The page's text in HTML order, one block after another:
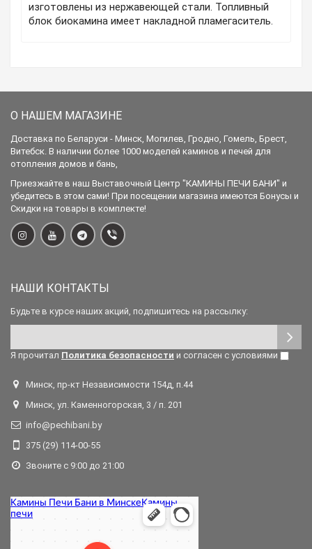
изготовлены из нержавеющей стали. Топливный
блок биокамина имеет накладной пламегаситель.
О НАШЕМ МАГАЗИНЕ
Доставка по Беларуси - Минск, Могилев, Гродно, Гомель, Брест,
Витебск. В наличии более 1000 моделей каминов и печей для
отопления домов и бань,
Приезжайте в наш Выставочный Центр "КАМИНЫ ПЕЧИ БАНИ" и
убедитесь в этом сами! При посещении магазина имеются Бонусы и
Скидки на товары в комплекте!
НАШИ КОНТАКТЫ
Будьте в курсе наших акций, подпишитесь на рассылку:
Я прочитал Политика безопасности и согласен с условиями
Минск, пр-кт Независимости 154д, п.44
Минск, ул. Каменногорская, 3 / п. 201
info@pechibani.by
375 (29) 114-00-55
Звоните с 9:00 до 21:00